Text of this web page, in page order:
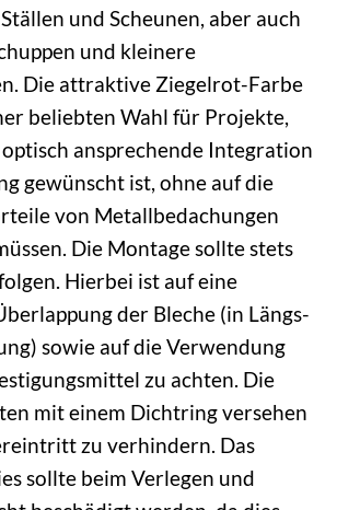
und Scheunen, aber auch
und kleinere
Die attraktive Ziegelrot-Farbe
beliebten Wahl für Projekte,
ansprechende Integration
gewünscht ist, ohne auf die
von Metallbedachungen
Die Montage sollte stets
Hierbei ist auf eine
der Bleche (in Längs-
sowie auf die Verwendung
zu achten. Die
mit einem Dichtring versehen
zu verhindern. Das
sollte beim Verlegen und